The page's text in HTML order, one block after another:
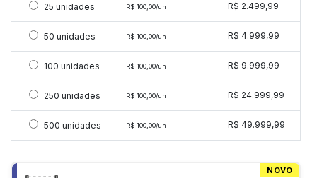
Selecionar 25 unidades
25 unidades R$ 100,00/un R$ 2.499,99
Selecionar 50 unidades
50 unidades R$ 100,00/un R$ 4.999,99
Selecionar 100 unidades
100 unidades R$ 100,00/un R$ 9.999,99
Selecionar 250 unidades
250 unidades R$ 100,00/un R$ 24.999,99
Selecionar 500 unidades
500 unidades R$ 100,00/un R$ 49.999,99
NOVO